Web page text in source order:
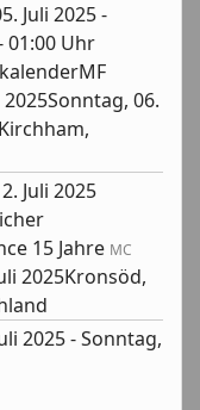
Juli 2025 -
01:00 Uhr
06.
Juli 2025
15 Jahre MC
2025Kronsöd,
2025 - Sonntag,